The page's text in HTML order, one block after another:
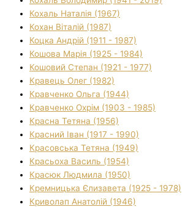
Кохаль Наталія (1967)
Кохан Віталій (1987)
Коцка Андрій (1911 - 1987)
Кошова Марія (1925 - 1984)
Кошовий Степан (1921 - 1977)
Кравець Олег (1982)
Кравченко Ольга (1944)
Кравченко Охрім (1903 - 1985)
Красна Тетяна (1956)
Красний Іван (1917 - 1990)
Красовська Тетяна (1949)
Красьоха Василь (1954)
Красюк Людмила (1950)
Кремницька Єлизавета (1925 - 1978)
Криволап Анатолій (1946)